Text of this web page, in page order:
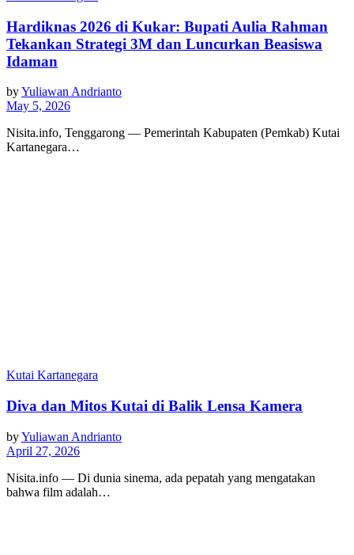
Hardiknas 2026 di Kukar: Bupati Aulia Rahman
Tekankan Strategi 3M dan Luncurkan Beasiswa
Idaman
byYuliawan Andrianto
May 5, 2026
Nisita.info, Tenggarong — Pemerintah Kabupaten (Pemkab) Kutai
Kartanegara…
Kutai Kartanegara
Diva dan Mitos Kutai di Balik Lensa Kamera
byYuliawan Andrianto
April 27, 2026
Nisita.info — Di dunia sinema, ada pepatah yang mengatakan
bahwa film adalah…